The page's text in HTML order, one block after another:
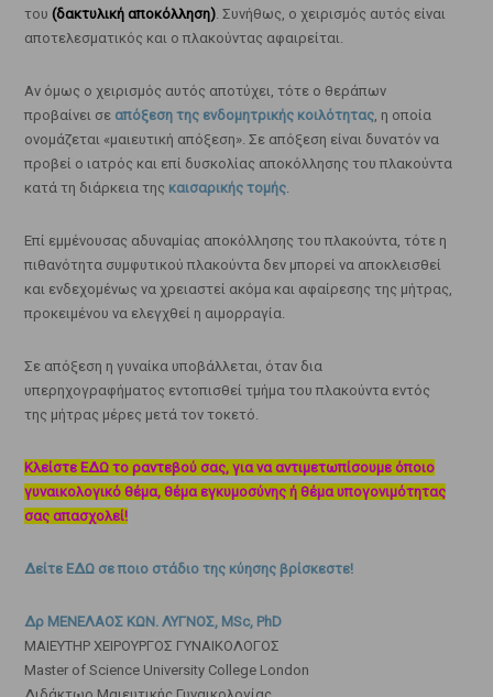
του (δακτυλική αποκόλληση). Συνήθως, ο χειρισμός αυτός είναι
αποτελεσματικός και ο πλακούντας αφαιρείται.
Αν όμως ο χειρισμός αυτός αποτύχει, τότε ο θεράπων
προβαίνει σε απόξεση της ενδομητρικής κοιλότητας, η οποία
ονομάζεται «μαιευτική απόξεση». Σε απόξεση είναι δυνατόν να
προβεί ο ιατρός και επί δυσκολίας αποκόλλησης του πλακούντα
κατά τη διάρκεια της καισαρικής τομής.
Επί εμμένουσας αδυναμίας αποκόλλησης του πλακούντα, τότε η
πιθανότητα συμφυτικού πλακούντα δεν μπορεί να αποκλεισθεί
και ενδεχομένως να χρειαστεί ακόμα και αφαίρεσης της μήτρας,
προκειμένου να ελεγχθεί η αιμορραγία.
Σε απόξεση η γυναίκα υποβάλλεται, όταν δια
υπερηχογραφήματος εντοπισθεί τμήμα του πλακούντα εντός
της μήτρας μέρες μετά τον τοκετό.
Κλείστε ΕΔΩ το ραντεβού σας, για να αντιμετωπίσουμε όποιο
γυναικολογικό θέμα, θέμα εγκυμοσύνης ή θέμα υπογονιμότητας
σας απασχολεί!
Δείτε ΕΔΩ σε ποιο στάδιο της κύησης βρίσκεστε!
Δρ ΜΕΝΕΛΑΟΣ ΚΩΝ. ΛΥΓΝΟΣ, MSc, PhD
ΜΑΙΕΥΤΗΡ ΧΕΙΡΟΥΡΓΟΣ ΓΥΝΑΙΚΟΛΟΓΟΣ
Master of Science University College London